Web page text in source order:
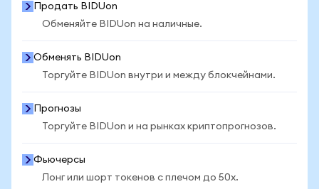
Продать BIDUon
Обменяйте BIDUon на наличные.
Обменять BIDUon
Торгуйте BIDUon внутри и между блокчейнами.
Прогнозы
Торгуйте BIDUon и на рынках криптопрогнозов.
Фьючерсы
Лонг или шорт токенов с плечом до 50x.